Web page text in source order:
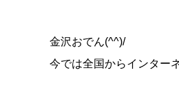
金沢おでん(^^)/
今では全国からインター